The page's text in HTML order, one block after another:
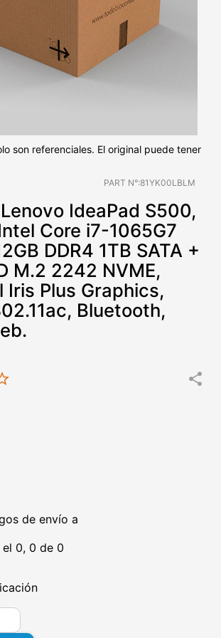
son referenciales. El original puede tener
PART N°:81YK00LBLM
IdeaPad S500,
Core i7-1065G7
DDR4 1TB SATA +
M.2 2242 NVME,
Iris Plus Graphics,
Bluetooth,
share
de envío a
0, 0 de 0